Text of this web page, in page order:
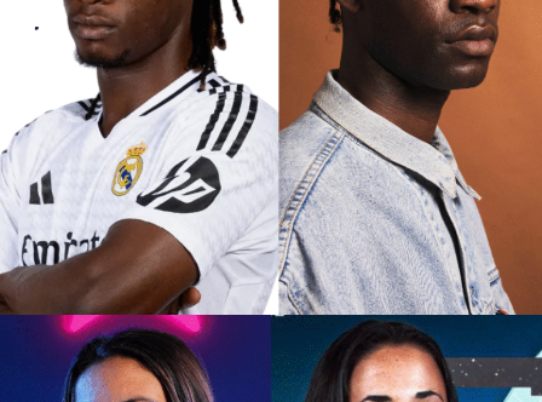
DOBLE DE CAMAVINGA
ABRAHAM